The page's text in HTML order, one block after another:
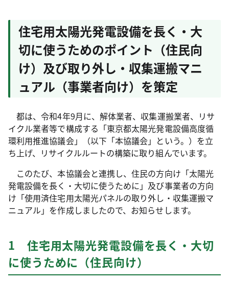
住宅用太陽光発電設備を長く・大
切に使うためのポイント（住民向
け）及び取り外し・収集運搬マニ
ュアル（事業者向け）を策定
都は、令和4年9月に、解体業者、収集運搬業者、リサ
イクル業者等で構成する「東京都太陽光発電設備高度循
環利用推進協議会」（以下「本協議会」という。）を立
ち上げ、リサイクルルートの構築に取り組んでいます。
このたび、本協議会と連携し、住民の方向け「太陽光
発電設備を長く・大切に使うために」及び事業者の方向
け「使用済住宅用太陽光パネルの取り外し・収集運搬マ
ニュアル」を作成しましたので、お知らせします。
1 住宅用太陽光発電設備を長く・大切
に使うために（住民向け）